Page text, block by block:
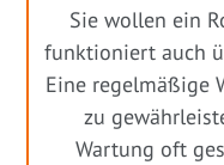
Sie wollen ein
funktioniert auch
Eine regelmäßige
zu
Wartung oft